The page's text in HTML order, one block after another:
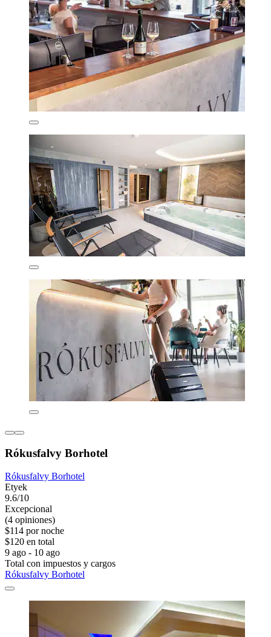
Rókusfalvy Borhotel
Rókusfalvy Borhotel
Etyek
9.6/10
Excepcional
(4 opiniones)
$114 por noche
$120 en total
9 ago - 10 ago
Total con impuestos y cargos
Rókusfalvy Borhotel